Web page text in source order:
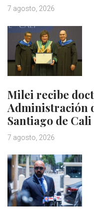
7 agosto, 2026
Milei recibe
Administración
Santiago de Cali
7 agosto, 2026